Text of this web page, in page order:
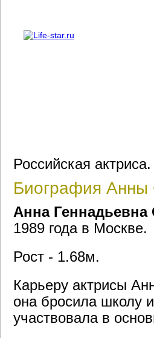
Российская актриса.
Биография
Анна
1989 года в Москве.
Рост - 1.68м.
Карьеру актрисы
она бросила школу
участвовала в